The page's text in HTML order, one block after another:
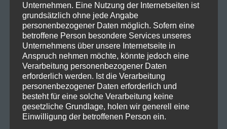
Unternehmen. Eine Nutzung der Internetseiten ist
grundsätzlich ohne jede Angabe
personenbezogener Daten möglich. Sofern eine
betroffene Person besondere Services unseres
Unternehmens über unsere Internetseite in
Anspruch nehmen möchte, könnte jedoch eine
Verarbeitung personenbezogener Daten
erforderlich werden. Ist die Verarbeitung
personenbezogener Daten erforderlich und
besteht für eine solche Verarbeitung keine
gesetzliche Grundlage, holen wir generell eine
Einwilligung der betroffenen Person ein.